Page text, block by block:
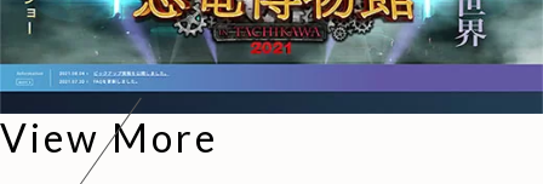
View More